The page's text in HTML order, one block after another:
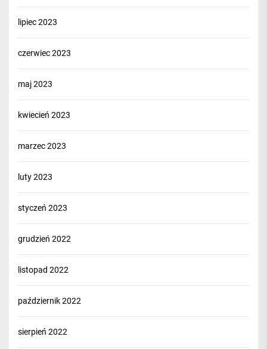
lipiec 2023
czerwiec 2023
maj 2023
kwiecień 2023
marzec 2023
luty 2023
styczeń 2023
grudzień 2022
listopad 2022
październik 2022
sierpień 2022